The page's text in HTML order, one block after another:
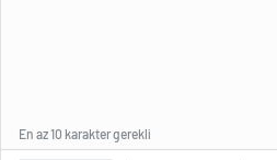
En az 10 karakter gerekli